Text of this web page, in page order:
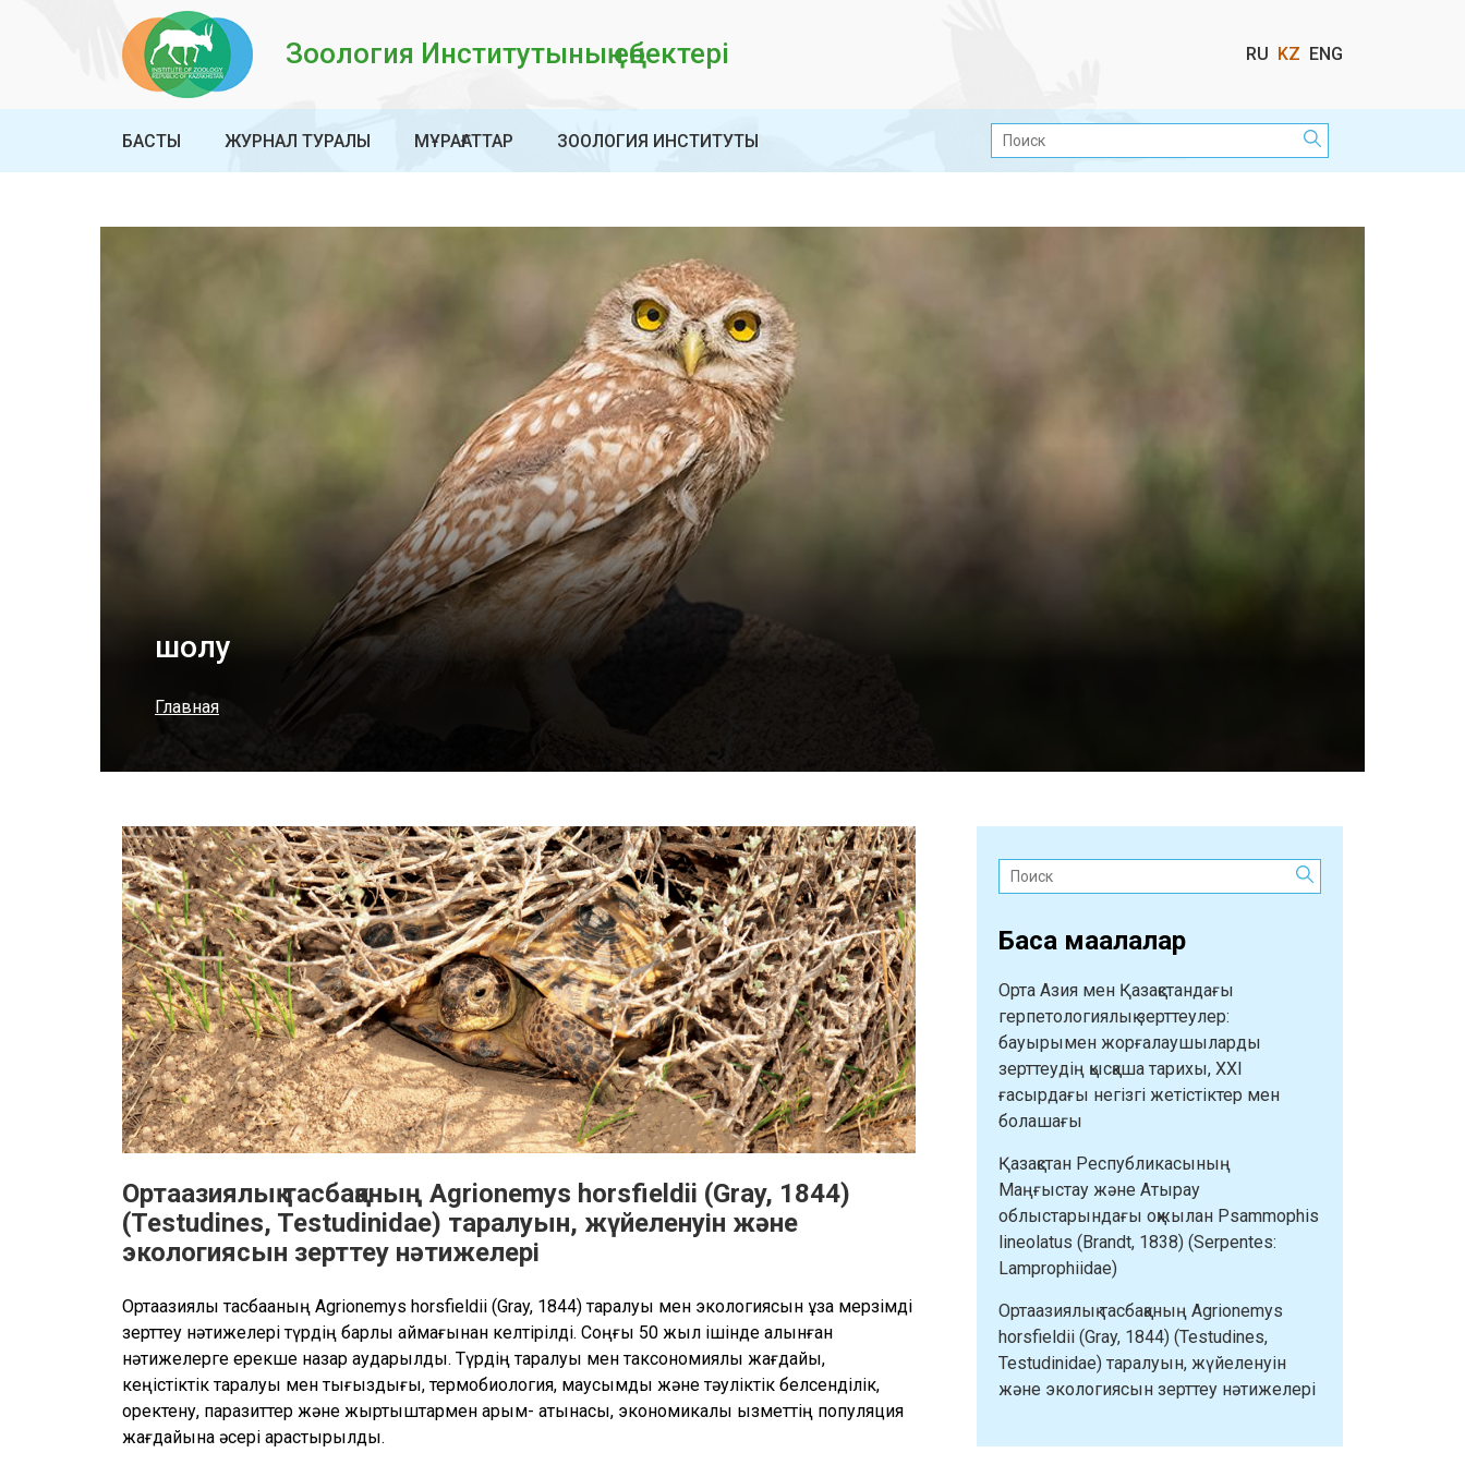
Зоология Институтының еңбектері
Выбор
RU KZ ENG
БАСТЫ ЖУРНАЛ ТУРАЛЫ МҰРАҒАТТАР ЗООЛОГИЯ ИНСТИТУТЫ Поиск:
шолу
Главная
Ортаазиялық тасбақаның Agrionemys horsfieldii (Gray, 1844)
(Testudines, Testudinidae) таралуын, жүйеленуін және
экологиясын зерттеу нәтижелері
Ортаазиялық тасбақаның Agrionemys horsfieldii (Gray, 1844) таралуы мен экологиясын ұзақ мерзімді
зерттеу нәтижелері түрдің барлық аймағынан келтірілді. Соңғы 50 жыл ішінде алынған
нәтижелерге ерекше назар аударылды. Түрдің таралуы мен таксономиялық жағдайы,
кеңістіктік таралуы мен тығыздығы, термобиология, маусымдық және тәуліктік белсенділік,
қоректену, паразиттер және жыртқыштармен қарым- қатынасы, экономикалық қызметтің популяция
жағдайына әсері қарастырылды.
Поиск:
Басқа мақалалар
Орта Азия мен Қазақстандағы
герпетологиялық зерттеулер:
бауырымен жорғалаушыларды
зерттеудің қысқаша тарихы, XXI
ғасырдағы негізгі жетістіктер мен
болашағы
Қазақстан Республикасының
Маңғыстау және Атырау
облыстарындағы оқжылан Psammophis
lineolatus (Brandt, 1838) (Serpentes:
Lamprophiidae)
Ортаазиялық тасбақаның Agrionemys
horsfieldii (Gray, 1844) (Testudines,
Testudinidae) таралуын, жүйеленуін
және экологиясын зерттеу нәтижелері